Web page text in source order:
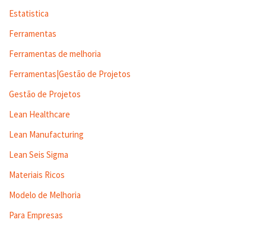
Estatistica
Ferramentas
Ferramentas de melhoria
Ferramentas|Gestão de Projetos
Gestão de Projetos
Lean Healthcare
Lean Manufacturing
Lean Seis Sigma
Materiais Ricos
Modelo de Melhoria
Para Empresas